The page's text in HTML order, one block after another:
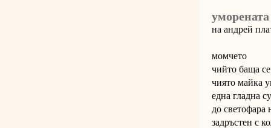
на андрей
момчето
чийто баща
чиято майка
една гладна
до светофара
задръстен с